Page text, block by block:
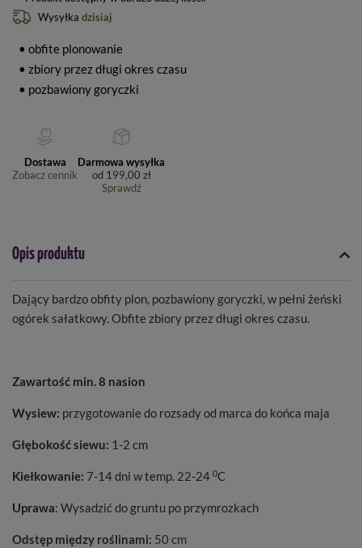
Wysyłka dzisiaj
• obfite plonowanie
• zbiory przez długi okres czasu
• pozbawiony goryczki
Dostawa
Zobacz cennik
Darmowa wysyłka
od 199,00 zł
Sprawdź
Opis produktu
Dający bardzo obfity plon, pozbawiony goryczki, w pełni żeński
ogórek sałatkowy. Obfite zbiory przez długi okres czasu.
Zawartość min. 8 nasion
Wysiew: przygotowanie do rozsady od marca do końca maja
Głębokość siewu: 1-2 cm
Kiełkowanie: 7-14 dni w temp. 22-24 0C
Uprawa: Wysadzić do gruntu po przymrozkach
Odstęp między roślinami: 50 cm